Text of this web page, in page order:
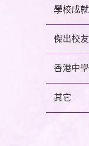
學校成就
傑出校友
香港中
其它